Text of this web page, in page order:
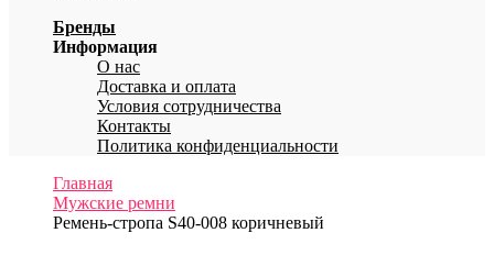
Бренды
Информация
О нас
Доставка и оплата
Условия сотрудничества
Контакты
Политика конфиденциальности
Главная
Мужские ремни
Ремень-стропа S40-008 коричневый